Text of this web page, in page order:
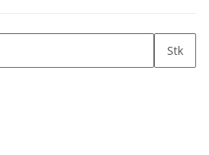
Stk